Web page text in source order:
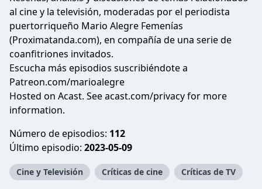
al cine y la televisión, moderadas por el periodista
puertorriqueño Mario Alegre Femenías
(Proximatanda.com), en compañía de una serie de
coanfitriones invitados.
Escucha más episodios suscribiéndote a
Patreon.com/marioalegre
Hosted on Acast. Seeacast.com/privacyfor more
information.
Número de episodios: 112
Último episodio: 2023-05-09
Cine y Televisión Críticas de cine Críticas de TV